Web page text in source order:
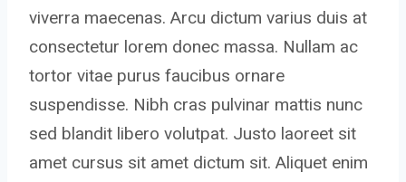
viverra maecenas. Arcu dictum varius duis at
consectetur lorem donec massa. Nullam ac
tortor vitae purus faucibus ornare
suspendisse. Nibh cras pulvinar mattis nunc
sed blandit libero volutpat. Justo laoreet sit
amet cursus sit amet dictum sit. Aliquet enim